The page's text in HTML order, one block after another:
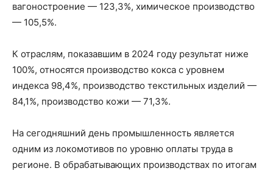
вагоностроение — 123,3%, химическое производство
— 105,5%.
К отраслям, показавшим в 2024 году результат ниже
100%, относятся производство кокса с уровнем
индекса 98,4%, производство текстильных изделий —
84,1%, производство кожи — 71,3%.
На сегодняшний день промышленность является
одним из локомотивов по уровню оплаты труда в
регионе. В обрабатывающих производствах по итогам